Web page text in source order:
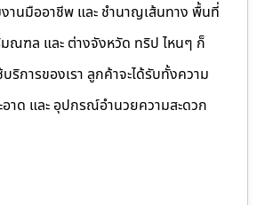
านมืออาชีพ และ ชำนาญเส้นทาง พื้นที่
ณฑล และ ต่างจังหวัด ทริป ไหนๆ ก็
ริการของเรา ลูกค้าจะได้รับทั้งความ
าด และ อุปกรณ์อำนวยความสะดวก